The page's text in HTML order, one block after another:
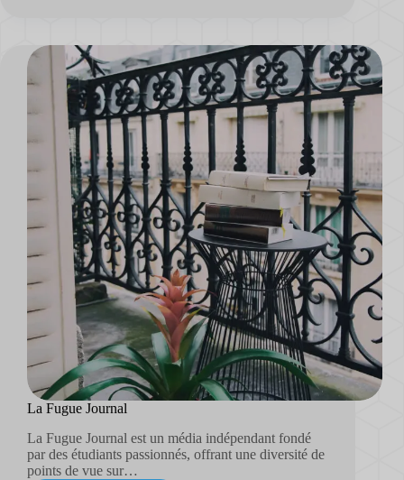
La Fugue Journal
La Fugue Journal est un média indépendant fondé
par des étudiants passionnés, offrant une diversité de
points de vue sur…